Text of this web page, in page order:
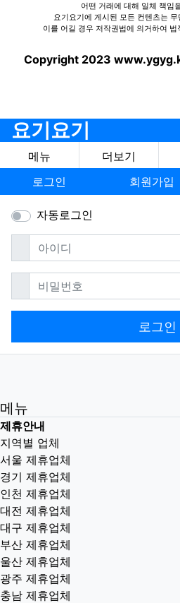
어떤 거래에 대해 일체 책임
요기요기에 게시된 모든 컨텐츠는
이를 어길 경우 저작권법에 의거하여
Copyright 2023
요기요기
메뉴
더보기
로그인
회원가입
자동로그인
아이디필수
비밀번호필수
로그인
메뉴
제휴안내
지역별 업체
서울 제휴업체
경기 제휴업체
인천 제휴업체
대전 제휴업체
대구 제휴업체
부산 제휴업체
울산 제휴업체
광주 제휴업체
충남 제휴업체